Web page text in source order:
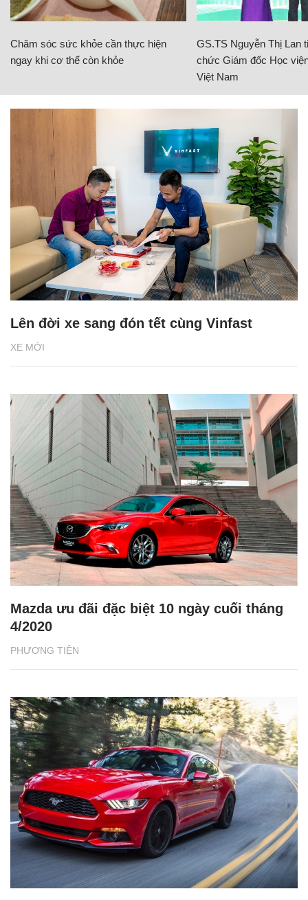
Chăm sóc sức khỏe cần thực hiện
ngay khi cơ thể còn khỏe
GS.TS Nguyễn Thị Lan
chức Giám đốc Học
Việt Nam
XE MỚI
Lên đời xe sang đón tết cùng Vinfast
PHƯƠNG TIỆN
Mazda ưu đãi đặc biệt 10 ngày cuối tháng
4/2020